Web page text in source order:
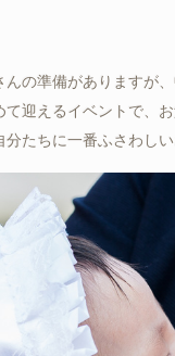
んの準備がありますが
て迎えるイベントで、
たちに一番ふさわし